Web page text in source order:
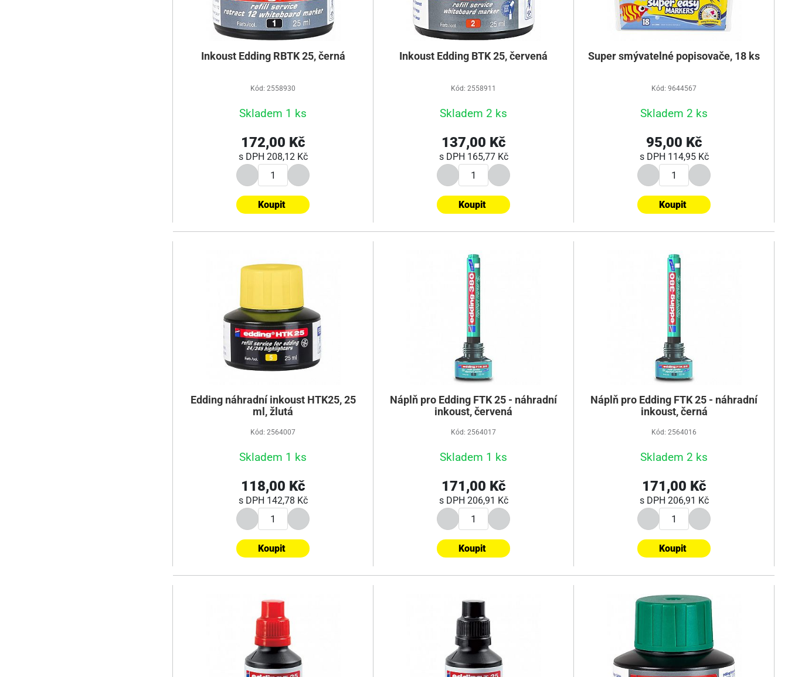
Inkoust Edding RBTK 25, černá
Kód: 2558930
Skladem 1 ks
172,00 Kč
s DPH 208,12 Kč
Koupit
Inkoust Edding BTK 25, červená
Kód: 2558911
Skladem 2 ks
137,00 Kč
s DPH 165,77 Kč
Koupit
Super smývatelné popisovače, 18 ks
Kód: 9644567
Skladem 2 ks
95,00 Kč
s DPH 114,95 Kč
Koupit
Edding náhradní inkoust HTK25, 25
ml, žlutá
Kód: 2564007
Skladem 1 ks
118,00 Kč
s DPH 142,78 Kč
Koupit
Náplň pro Edding FTK 25 - náhradní
inkoust, červená
Kód: 2564017
Skladem 1 ks
171,00 Kč
s DPH 206,91 Kč
Koupit
Náplň pro Edding FTK 25 - náhradní
inkoust, černá
Kód: 2564016
Skladem 2 ks
171,00 Kč
s DPH 206,91 Kč
Koupit